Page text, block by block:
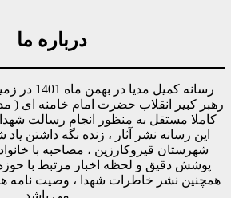
درباره ما
رسانه کمیل
رهبر کبیر انقلاب حضرت امام خامنه ای (
کاملا مستقل به منظور انجام رسالت
این رسانه نشر آثار ، زنده نگه داشتن
شهرستان قیروکارزین ، مصاحبه با
پوشش دقیق و لحظه اخبار مرتبط با
همچنین نشر خاطرات شهدا ، وصیت نامه
... می باشد.